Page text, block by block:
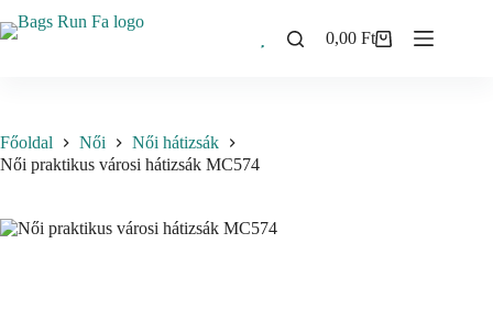
to
Shopping
0,00Ft
Főoldal Női
Női hátizsák
Női praktikus városi hátizsák MC574